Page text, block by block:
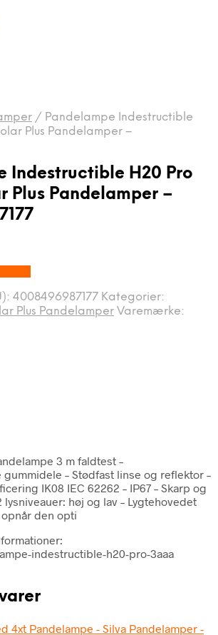
/ Pandelampe Indestructible
Plus Pandelamper –
Indestructible H20 Pro
Plus Pandelamper –
4008496987177 Kategorier:
Plus Pandelamper Varemærke:
3 m faldtest –
– Stødfast linse og reflektor –
IK08 IEC 62262 – IP67 – Skarp og
lysniveauer: høj og lav – Lygtehovedet
den opti
indestructible-h20-pro-3aaa